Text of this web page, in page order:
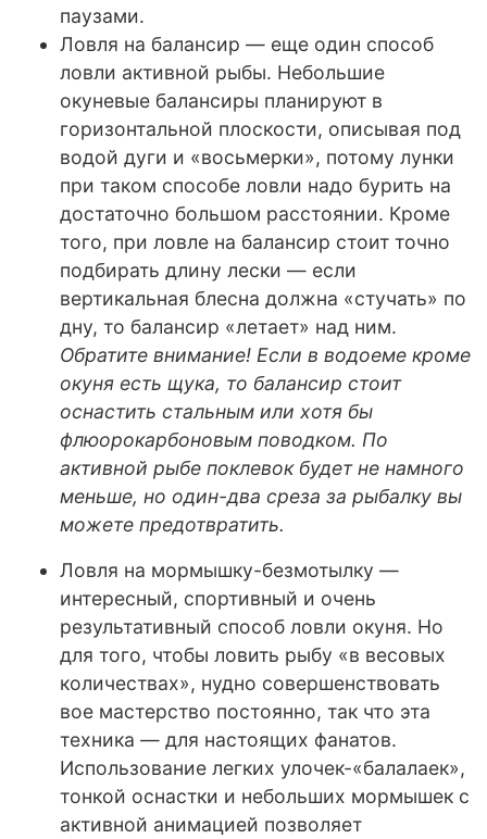
паузами.
Ловля на балансир — еще один способ
ловли активной рыбы. Небольшие
окуневые балансиры планируют в
горизонтальной плоскости, описывая под
водой дуги и «восьмерки», потому лунки
при таком способе ловли надо бурить на
достаточно большом расстоянии. Кроме
того, при ловле на балансир стоит точно
подбирать длину лески — если
вертикальная блесна должна «стучать» по
дну, то балансир «летает» над ним.
Обратите внимание! Если в водоеме кроме
окуня есть щука, то балансир стоит
оснастить стальным или хотя бы
флюорокарбоновым поводком. По
активной рыбе поклевок будет не намного
меньше, но один-два среза за рыбалку вы
можете предотвратить.
Ловля на мормышку-безмотылку —
интересный, спортивный и очень
результативный способ ловли окуня. Но
для того, чтобы ловить рыбу «в весовых
количествах», нудно совершенствовать
вое мастерство постоянно, так что эта
техника — для настоящих фанатов.
Использование легких улочек-«балалаек»,
тонкой оснастки и небольших мормышек с
активной анимацией позволяет